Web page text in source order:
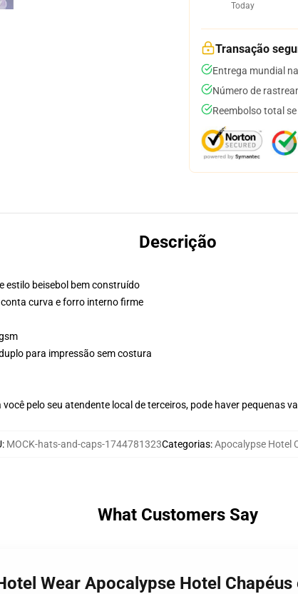
Today
Transação
Entrega mundial
Número de
Reembolso total
Descrição
estilo beisebol bem construído
curva e forro interno firme
para impressão sem costura
pelo seu atendente local de terceiros, pode haver pequenas
: MOCK-hats-and-caps-1744781323Categorias:Apocalypse Hotel
What Customers Say
Wear Apocalypse Hotel Chapéus